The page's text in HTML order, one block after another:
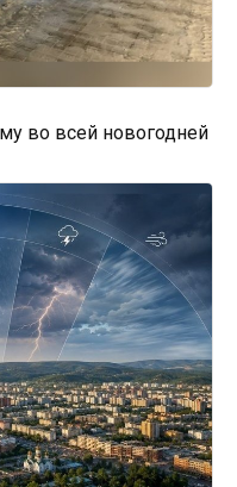
во всей новогодней